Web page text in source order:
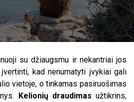
su džiaugsmu ir nekantriai jos
įvertinti, kad nenumatyti įvykiai gali
vietoje, o tinkamas pasiruošimas
Kelionių draudimas užtikrins,